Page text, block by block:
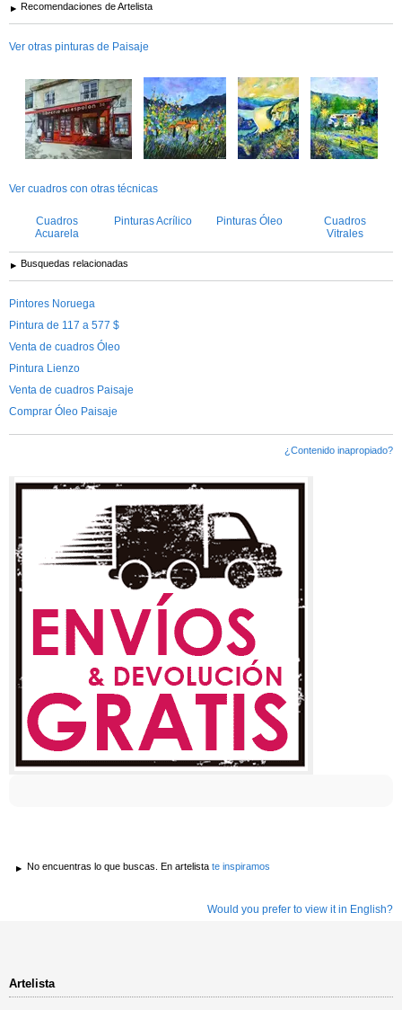
Recomendaciones de Artelista
Ver otras pinturas de Paisaje
Ver cuadros con otras técnicas
Cuadros
Acuarela
Pinturas Acrílico Pinturas Óleo
Cuadros
Vitrales
Busquedas relacionadas
Pintores Noruega
Pintura de 117 a 577 $
Venta de cuadros Óleo
Pintura Lienzo
Venta de cuadros Paisaje
Comprar Óleo Paisaje
¿Contenido inapropiado?
No encuentras lo que buscas. En artelista te inspiramos
Would you prefer to view it in English?
Artelista